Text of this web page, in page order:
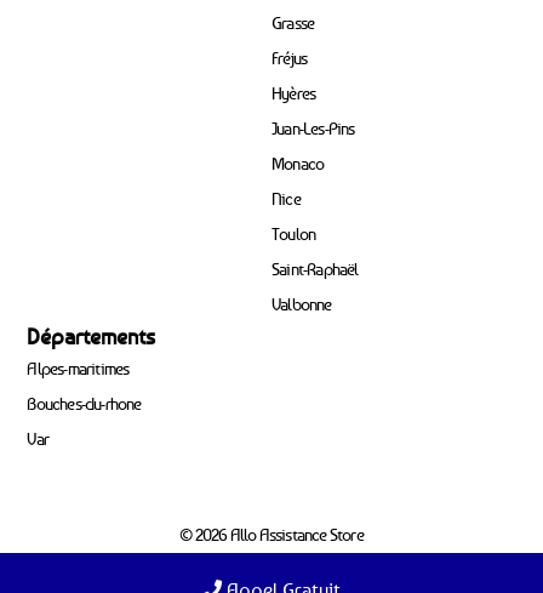
Grasse
Fréjus
Hyères
Juan-Les-Pins
Monaco
Nice
Toulon
Saint-Raphaël
Valbonne
Départements
Alpes-maritimes
Bouches-du-rhone
Var
© 2026 Allo Assistance Store